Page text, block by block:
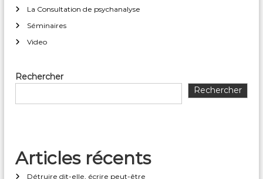
La Consultation de psychanalyse
Séminaires
Video
Rechercher
Rechercher
Articles récents
Détruire dit-elle, écrire peut-être